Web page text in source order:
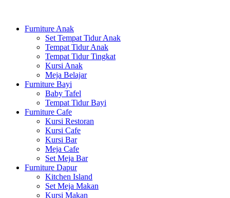
Furniture Anak
Set Tempat Tidur Anak
Tempat Tidur Anak
Tempat Tidur Tingkat
Kursi Anak
Meja Belajar
Furniture Bayi
Baby Tafel
Tempat Tidur Bayi
Furniture Cafe
Kursi Restoran
Kursi Cafe
Kursi Bar
Meja Cafe
Set Meja Bar
Furniture Dapur
Kitchen Island
Set Meja Makan
Kursi Makan